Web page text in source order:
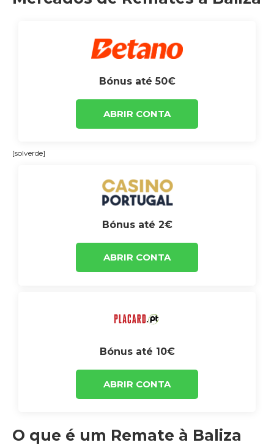
Bónus até 50€
ABRIR CONTA
[solverde]
Bónus até 2€
ABRIR CONTA
Bónus até 10€
ABRIR CONTA
O que é um Remate à Baliza